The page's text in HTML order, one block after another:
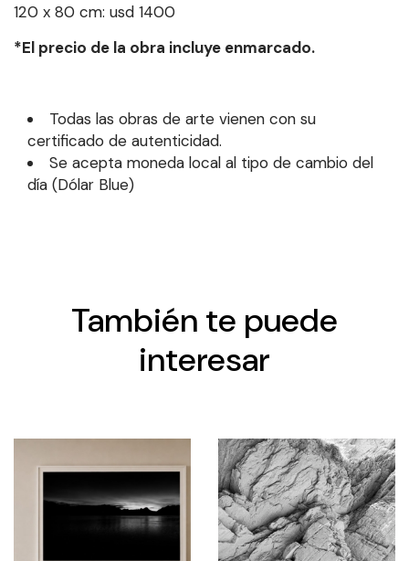
120 x 80 cm: usd 1400
*El precio de la obra incluye enmarcado.
Todas las obras de arte vienen con su
certificado de autenticidad.
Se acepta moneda local al tipo de cambio del
día (Dólar Blue)
También te puede
interesar